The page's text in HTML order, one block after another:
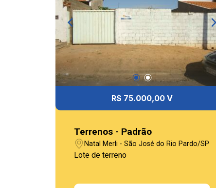
R$ 75.000,00 V
Terrenos - Padrão
Natal Merli - São José do Rio Pardo/SP
Lote de terreno